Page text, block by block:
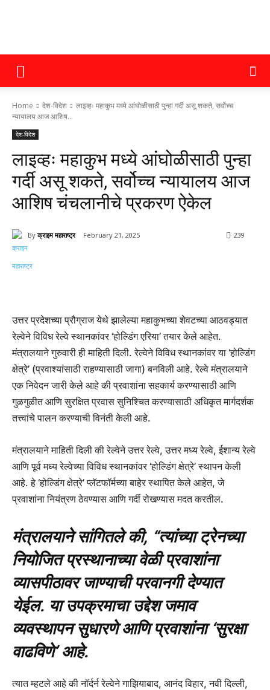
क्राइम
महाराष्ट्र
Home देश-विदेश
लाइव्हः महाकुभ मध्ये आंघोळीसाठी पुन्हा गर्दी असू शकते, सर्वोच्च
न्यायालय आज आशिष...
देश-विदेश
लाइव्हः महाकुभ मध्ये आंघोळीसाठी पुन्हा
गर्दी असू शकते, सर्वोच्च न्यायालय आज
आशिष चंचलानीचे प्रकरण ऐकेल
By क्राइम महाराष्ट्र February 21, 2025 239
उत्तर प्रदेशच्या प्रौग्राज येथे झालेल्या महाकुभच्या शेवटच्या आठवड्यात
रेल्वेने विविध रेल्वे स्थानकांवर ‘होल्डिंग एरिया’ तयार केले आहेत.
मंत्रालयाने गुरुवारी ही माहिती दिली. रेल्वेने विविध स्थानकांवर या ‘होल्डिंग
क्षेत्रे’ (प्रवाश्यांसाठी राहण्यासाठी जागा) बनविली आहे. रेल्वे मंत्रालयाने
एक निवेदन जारी केले आहे की प्रवाशांना सहकार्य करण्यासाठी आणि
गुळगुळीत आणि सुरक्षित प्रवास सुनिश्चित करण्यासाठी अधिकृत मार्गदर्शक
तत्त्वांचे पालन करण्याची विनंती केली आहे.
मंत्रालयाने माहिती दिली की रेल्वेने उत्तर रेल्वे, उत्तर मध्य रेल्वे, ईशान्य रेल्वे
आणि पूर्व मध्य रेल्वेच्या विविध स्थानकांवर ‘होल्डिंग क्षेत्रे’ स्थापन केली
आहे. हे ‘होल्डिंग क्षेत्रे’ प्लॅटफॉर्मच्या बाहेर स्थापित केले आहेत, जे
प्रवाशांना नियंत्रण ठेवण्यास आणि गर्दी रोखण्यास मदत करतील.
मंत्रालयाने सांगितले की, “त्यांच्या ट्रेनच्या
नियोजित प्रस्थानाच्या वेळी प्रवाशांना
व्यासपीठावर जाण्याची परवानगी देण्यात
येईल. या उपक्रमाचा उद्देश जमाव
व्यवस्थापन सुधारणे आणि प्रवाशांना ‘सुरक्षा
वाढविणे’ आहे.
त्यात म्हटले आहे की नॉर्दर्न रेल्वेने गाझियाबाद, आनंद विहार, नवी दिल्ली,